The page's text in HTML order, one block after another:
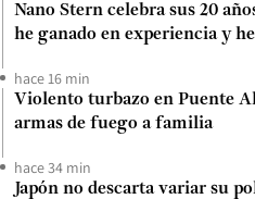
Nano Stern celebra sus 20
he ganado en experiencia y
hace 16 min
Violento turbazo en Puente
armas de fuego a familia
hace 34 min
Japón no descarta variar su